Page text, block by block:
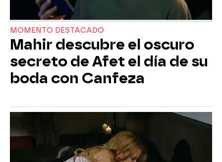
MOMENTO DESTACADO
Mahir descubre el oscuro
secreto de Afet el día de su
boda con Canfeza